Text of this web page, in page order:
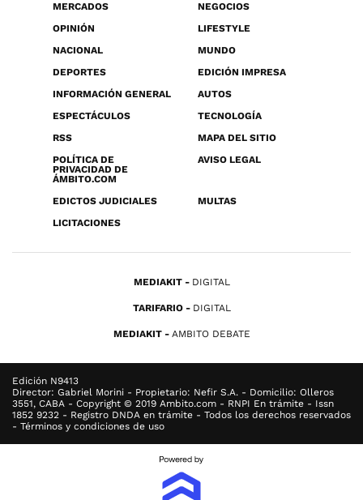
MERCADOS
NEGOCIOS
OPINIÓN
LIFESTYLE
NACIONAL
MUNDO
DEPORTES
EDICIÓN IMPRESA
INFORMACIÓN GENERAL
AUTOS
ESPECTÁCULOS
TECNOLOGÍA
RSS
MAPA DEL SITIO
POLÍTICA DE
PRIVACIDAD DE
ÁMBITO.COM
AVISO LEGAL
EDICTOS JUDICIALES
MULTAS
LICITACIONES
MEDIAKIT DIGITAL
TARIFARIO DIGITAL
MEDIAKIT AMBITO DEBATE
Edición N9413
Director: Gabriel Morini - Propietario: Nefir S.A. - Domicilio: Olleros
3551, CABA - Copyright © 2019 Ambito.com - RNPI En trámite - Issn
1852 9232 - Registro DNDA en trámite - Todos los derechos reservados
- Términos y condiciones de uso